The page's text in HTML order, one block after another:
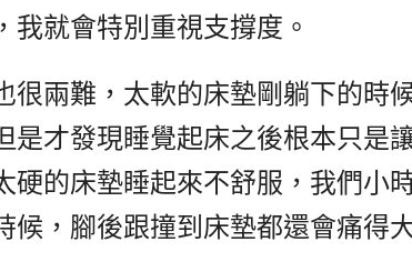
我就會特別重視支撐度。
很兩難，太軟的床墊剛躺下的時
是才發現睡覺起床之後根本只是
硬的床墊睡起來不舒服，我們小
候，腳後跟撞到床墊都還會痛得